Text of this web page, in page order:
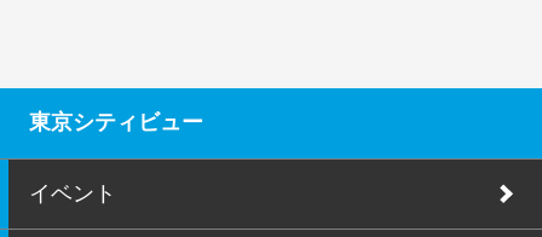
東京シティビュー
イベント